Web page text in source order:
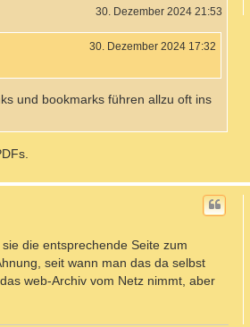
30. Dezember 2024 21:53
30. Dezember 2024 17:32
und bookmarks führen allzu oft ins
die entsprechende Seite zum
seit wann man das da selbst
web-Archiv vom Netz nimmt, aber